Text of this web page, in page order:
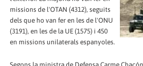
missions de l'OTAN (4312), seguits
dels que ho van fer en les de l'ONU
(3191), en les de la UE (1575) i 450
en missions unilaterals espanyoles.